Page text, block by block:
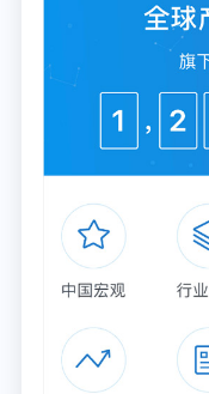
庞大的老年市场，
这也吸引银行开始
色服务。
这些服务，承载的